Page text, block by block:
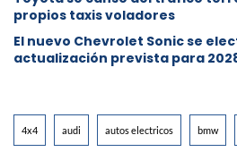
propios taxis voladores
El nuevo Chevrolet Sonic se
actualización prevista para
4x4 audi autos electricos bmw